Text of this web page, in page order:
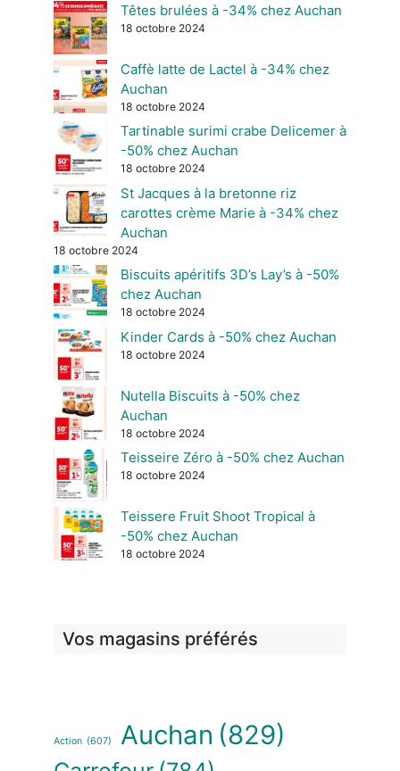
Têtes brulées à -34% chez Auchan
18 octobre 2024
Caffè latte de Lactel à -34% chez
Auchan
18 octobre 2024
Tartinable surimi crabe Delicemer à
-50% chez Auchan
18 octobre 2024
St Jacques à la bretonne riz
carottes crème Marie à -34% chez
Auchan
18 octobre 2024
Biscuits apéritifs 3D’s Lay’s à -50%
chez Auchan
18 octobre 2024
Kinder Cards à -50% chez Auchan
18 octobre 2024
Nutella Biscuits à -50% chez
Auchan
18 octobre 2024
Teisseire Zéro à -50% chez Auchan
18 octobre 2024
Teissere Fruit Shoot Tropical à
-50% chez Auchan
18 octobre 2024
Vos magasins préférés
Action (607) Auchan (829)